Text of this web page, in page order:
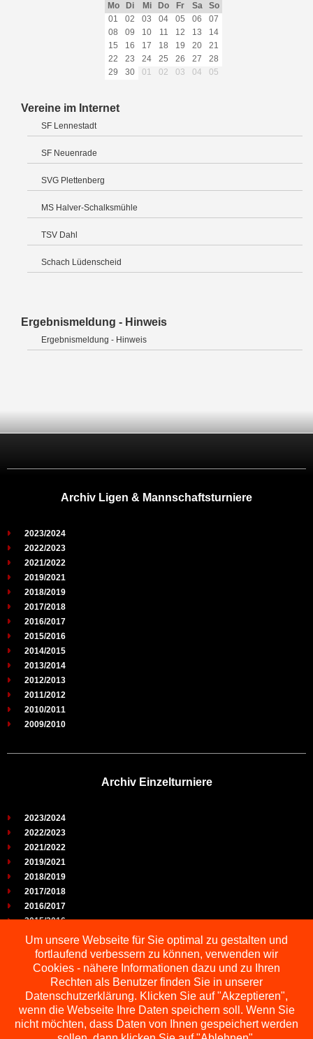
Mo
Di Mi Do Fr Sa
So
01
02 03 04 05 06
07
08
09 10 11 12 13
14
15
16 17 18 19 20
21
22
23 24 25 26 27
28
29
30 01 02 03 04 05
Vereine im Internet
SF Lennestadt
SF Neuenrade
SVG Plettenberg
MS Halver-Schalksmühle
TSV Dahl
Schach Lüdenscheid
Ergebnismeldung - Hinweis
Ergebnismeldung - Hinweis
Archiv Ligen & Mannschaftsturniere
2023/2024
2022/2023
2021/2022
2019/2021
2018/2019
2017/2018
2016/2017
2015/2016
2014/2015
2013/2014
2012/2013
2011/2012
2010/2011
2009/2010
Archiv Einzelturniere
2023/2024
2022/2023
2021/2022
2019/2021
2018/2019
2017/2018
2016/2017
2015/2016
2014/2015
2013/2014
2012/2013
2011/2012
2010/2011
2009/2010
Um unsere Webseite für Sie optimal zu gestalten und
fortlaufend verbessern zu können, verwenden wir
Cookies - nähere Informationen dazu und zu Ihren
Rechten als Benutzer finden Sie in unserer
Datenschutzerklärung. Klicken Sie auf "Akzeptieren",
wenn die Webseite Ihre Daten speichern soll. Wenn Sie
nicht möchten, dass Daten von Ihnen gespeichert werden